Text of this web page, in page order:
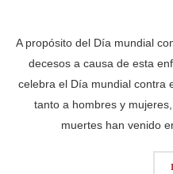
A propósito del Día mundial
decesos a causa de esta
celebra el Día mundial contra
tanto a hombres y
muertes han venido